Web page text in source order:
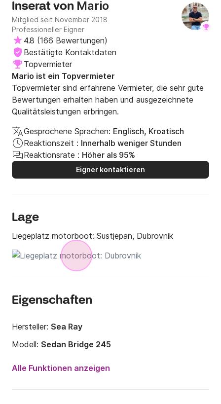
Inserat von Mario
Mitglied seit November 2018
Professioneller Eigner
4.8 (166 Bewertungen)
Bestätigte Kontaktdaten
Topvermieter
Mario ist ein Topvermieter
Topvermieter sind erfahrene Vermieter, die sehr gute
Bewertungen erhalten haben und ausgezeichnete
Qualitätsleistungen erbringen.
Gesprochene Sprachen: Englisch, Kroatisch
Reaktionszeit : Innerhalb weniger Stunden
Reaktionsrate : Höher als 95%
Eigner kontaktieren
Lage
Liegeplatz motorboot: Sustjepan, Dubrovnik
Eigenschaften
Hersteller: Sea Ray
Modell: Sedan Bridge 245
Motorleistung:
Alle Funktionen anzeigen